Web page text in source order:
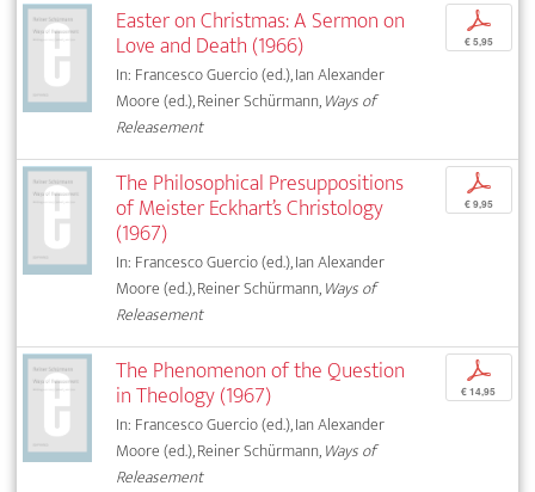
Easter on Christmas: A Sermon on
Love and Death (1966)
In: Francesco Guercio (ed.), Ian Alexander
Moore (ed.), Reiner Schürmann,Ways of
Releasement
p
€ 5,95
The Philosophical Presuppositions
of Meister Eckhart’s Christology
(1967)
In: Francesco Guercio (ed.), Ian Alexander
Moore (ed.), Reiner Schürmann,Ways of
Releasement
p
€ 9,95
The Phenomenon of the Question
in Theology (1967)
In: Francesco Guercio (ed.), Ian Alexander
Moore (ed.), Reiner Schürmann,Ways of
Releasement
p
€ 14,95